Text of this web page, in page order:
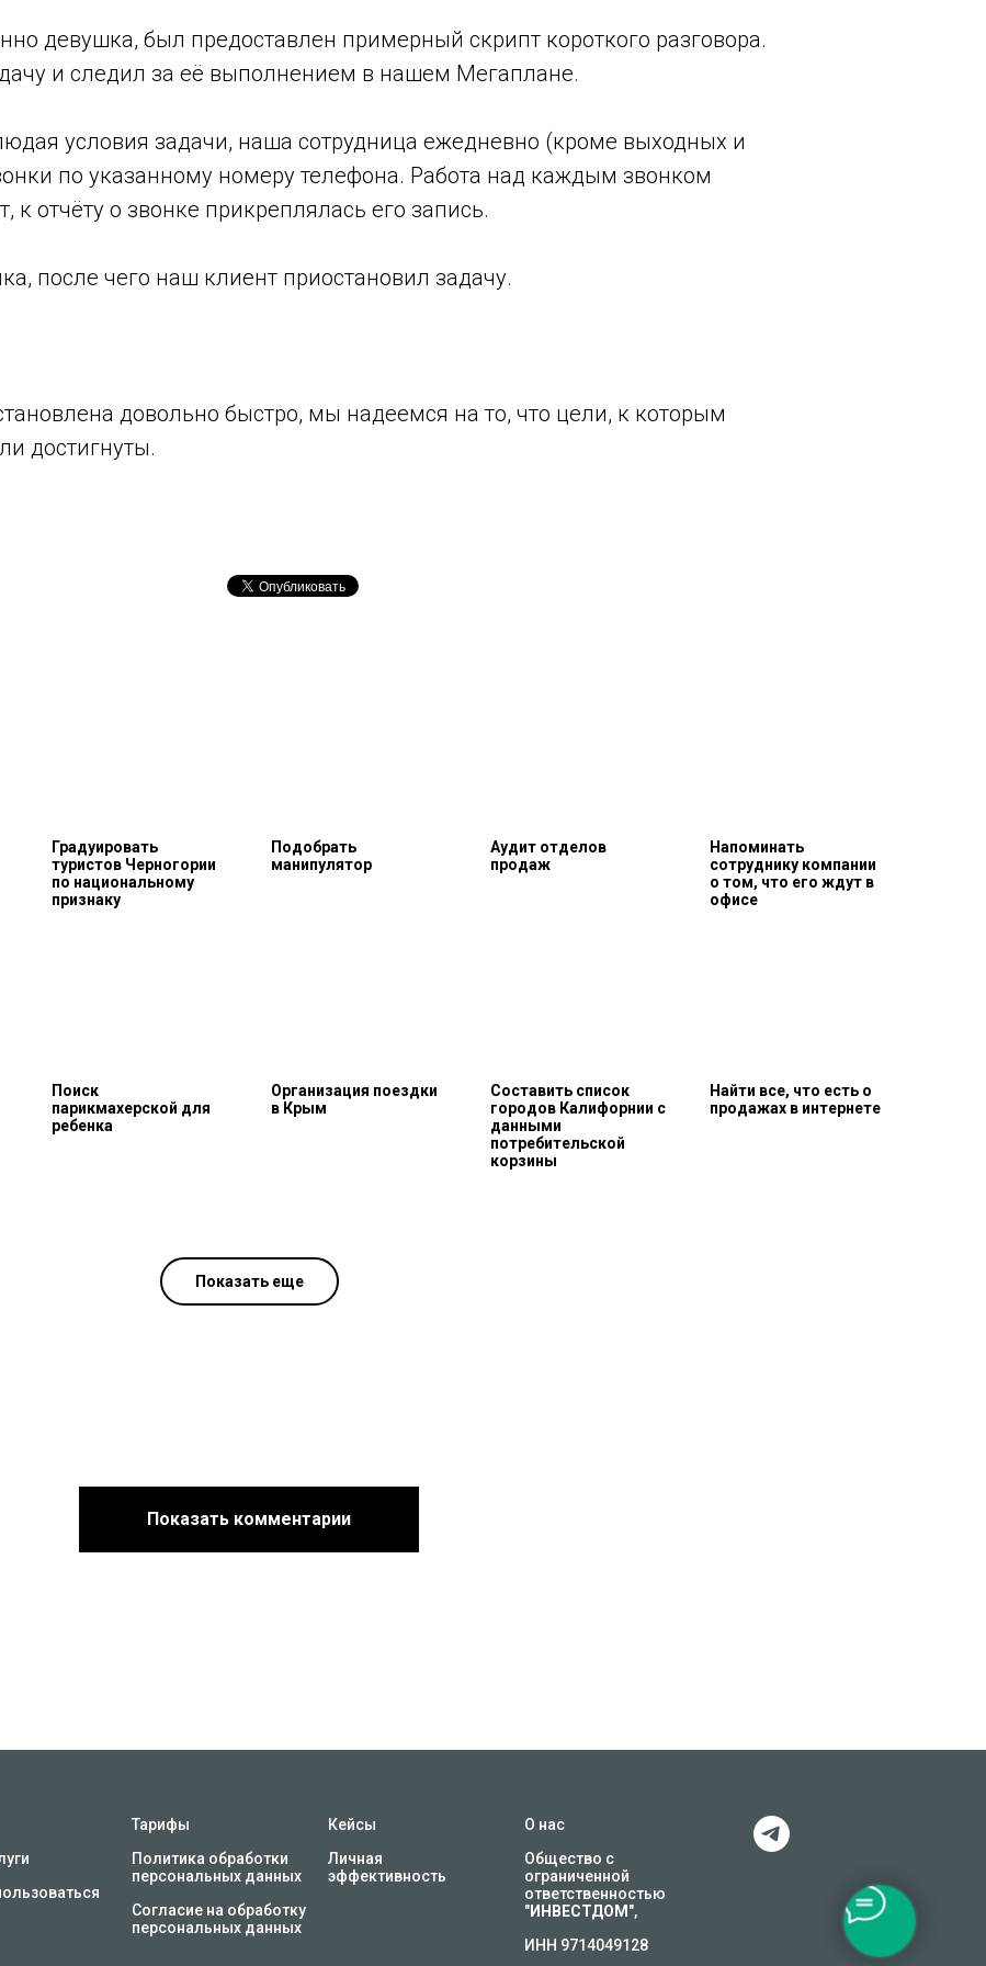
девушка, был предоставлен примерный скрипт короткого разговора.
и следил за её выполнением в нашем Мегаплане.
условия задачи, наша сотрудница ежедневно (кроме выходных и
по указанному номеру телефона. Работа над каждым звонком
к отчёту о звонке прикреплялась его запись.
после чего наш клиент приостановил задачу.
довольно быстро, мы надеемся на то, что цели, к которым
достигнуты.
Градуировать
туристов Черногории
по национальному
признаку
Подобрать
манипулятор
Аудит отделов
продаж
Напоминать
сотруднику компании
о том, что его ждут в
офисе
Поиск
парикмахерской для
ребенка
Организация поездки
в Крым
Составить список
городов Калифорнии с
данными
потребительской
корзины
Найти все, что есть о
продажах в интернете
Показать еще
Показать комментарии
Тарифы
Политика обработки
персональных данных
Согласие на обработку
персональных данных
Кейсы
Личная
эффективность
О нас
Общество с
ограниченной
ответственностью
"ИНВЕСТДОМ ",
ИНН 9714049128